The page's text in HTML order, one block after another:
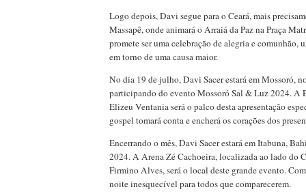
Logo depois, Davi segue para o Ceará, mais
Massapê, onde animará o Arraiá da Paz na Praça
promete ser uma celebração de alegria e comunhão,
em torno de uma causa maior.
No dia 19 de julho, Davi Sacer estará em Mossoró,
participando do evento Mossoró Sal & Luz 2024. A
Elizeu Ventania será o palco desta apresentação
gospel tomará conta e encherá os corações dos
Encerrando o mês, Davi Sacer estará em Itabuna,
2024. A Arena Zé Cachoeira, localizada ao lado do
Firmino Alves, será o local deste grande evento.
noite inesquecível para todos que comparecerem.